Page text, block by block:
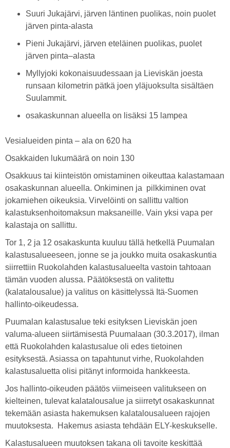
Suuri Jukajärvi, järven läntinen puolikas, noin puolet
järven pinta-alasta
Pieni Jukajärvi, järven eteläinen puolikas, puolet
järven pinta–alasta
Myllyjoki kokonaisuudessaan ja Lieviskän joesta
runsaan kilometrin pätkä joen yläjuoksulta sisältäen
Suulammit.
osakaskunnan alueella on lisäksi 15 lampea
Vesialueiden pinta – ala on 620 ha
Osakkaiden lukumäärä on noin 130
Osakkuus tai kiinteistön omistaminen oikeuttaa kalastamaan
osakaskunnan alueella. Onkiminen ja pilkkiminen ovat
jokamiehen oikeuksia. Virvelöinti on sallittu valtion
kalastuksenhoitomaksun maksaneille. Vain yksi vapa per
kalastaja on sallittu.
Tor 1, 2 ja 12 osakaskunta kuuluu tällä hetkellä Puumalan
kalastusalueeseen, jonne se ja joukko muita osakaskuntia
siirrettiin Ruokolahden kalastusalueelta vastoin tahtoaan
tämän vuoden alussa. Päätöksestä on valitettu
(kalatalousalue) ja valitus on käsittelyssä Itä-Suomen
hallinto-oikeudessa.
Puumalan kalastusalue teki esityksen Lieviskän joen
valuma-alueen siirtämisestä Puumalaan (30.3.2017), ilman
että Ruokolahden kalastusalue oli edes tietoinen
esityksestä. Asiassa on tapahtunut virhe, Ruokolahden
kalastusaluetta olisi pitänyt informoida hankkeesta.
Jos hallinto-oikeuden päätös viimeiseen valitukseen on
kielteinen, tulevat kalatalousalue ja siirretyt osakaskunnat
tekemään asiasta hakemuksen kalatalousalueen rajojen
muutoksesta. Hakemus asiasta tehdään ELY-keskukselle.
Kalastusalueen muutoksen takana oli tavoite keskittää